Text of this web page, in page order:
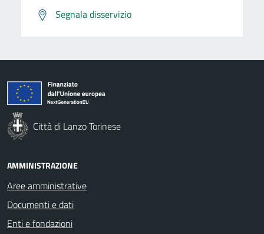
Segnala disservizio
Città di Lanzo Torinese
AMMINISTRAZIONE
Aree amministrative
Documenti e dati
Enti e fondazioni